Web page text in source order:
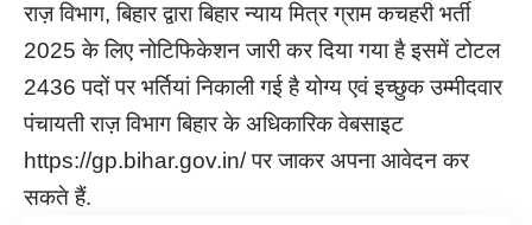
राज़ विभाग, बिहार द्वारा बिहार न्याय मित्र ग्राम कचहरी भर्ती
2025 के लिए नोटिफिकेशन जारी कर दिया गया है इसमें टोटल
2436 पदों पर भर्तियां निकाली गई है योग्य एवं इच्छुक उम्मीदवार
पंचायती राज़ विभाग बिहार के अधिकारिक वेबसाइट
https://gp.bihar.gov.in/ पर जाकर अपना आवेदन कर
सकते हैं.